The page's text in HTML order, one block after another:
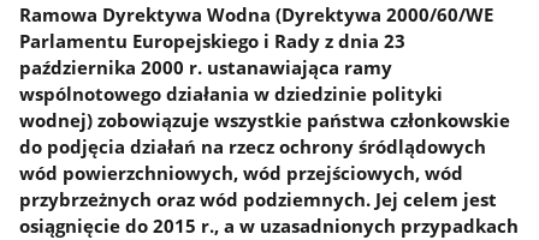
Ramowa Dyrektywa Wodna (Dyrektywa 2000/60/WE
Parlamentu Europejskiego i Rady z dnia 23
października 2000 r. ustanawiająca ramy
wspólnotowego działania w dziedzinie polityki
wodnej) zobowiązuje wszystkie państwa członkowskie
do podjęcia działań na rzecz ochrony śródlądowych
wód powierzchniowych, wód przejściowych, wód
przybrzeżnych oraz wód podziemnych. Jej celem jest
osiągnięcie do 2015 r., a w uzasadnionych przypadkach